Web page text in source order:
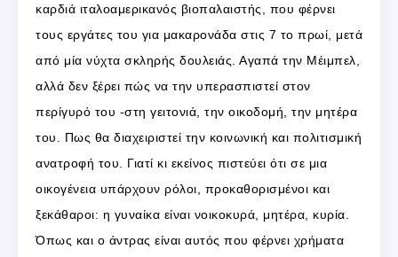
καρδιά ιταλοαμερικανός βιοπαλαιστής, που φέρνει
τους εργάτες του για μακαρονάδα στις 7 το πρωί, μετά
από μία νύχτα σκληρής δουλειάς. Αγαπά την Μέιμπελ,
αλλά δεν ξέρει πώς να την υπερασπιστεί στον
περίγυρό του -στη γειτονιά, την οικοδομή, την μητέρα
του. Πως θα διαχειριστεί την κοινωνική και πολιτισμική
ανατροφή του. Γιατί κι εκείνος πιστεύει ότι σε μια
οικογένεια υπάρχουν ρόλοι, προκαθορισμένοι και
ξεκάθαροι: η γυναίκα είναι νοικοκυρά, μητέρα, κυρία.
Όπως και ο άντρας είναι αυτός που φέρνει χρήματα